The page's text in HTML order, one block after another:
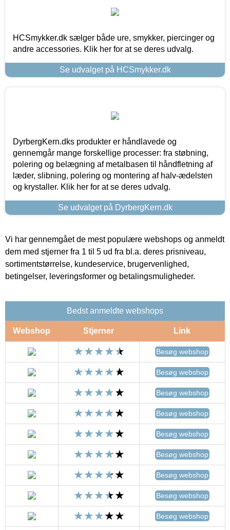
HCSmykker.dk sælger både ure, smykker, piercinger og
andre accessories. Klik her for at se deres udvalg.
Se udvalget på HCSmykker.dk
DyrbergKern.dks produkter er håndlavede og
gennemgår mange forskellige processer: fra støbning,
polering og belægning af metalbasen til håndfletning af
læder, slibning, polering og montering af halv-ædelsten
og krystaller. Klik her for at se deres udvalg.
Se udvalget på DyrbergKern.dk
Vi har gennemgået de mest populære webshops og anmeldt
dem med stjerner fra 1 til 5 ud fra bl.a. deres prisniveau,
sortimentstørrelse, kundeservice, brugervenlighed,
betingelser, leveringsformer og betalingsmuligheder.
Bedst anmeldte webshops
Webshop Stjerner Link
Besøg webshop
Besøg webshop
Besøg webshop
Besøg webshop
Besøg webshop
Besøg webshop
Besøg webshop
Besøg webshop
Besøg webshop